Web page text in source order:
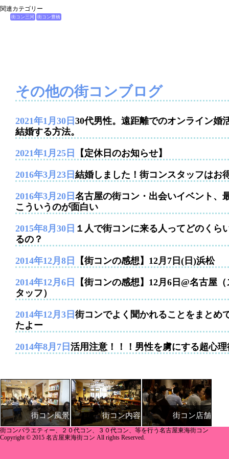
関連カテゴリー
街コン三河 街コン豊橋
その他の街コンブログ
2021年1月30日 30代男性。遠距離でのオンライン婚
結婚する方法。
2021年1月25日 【定休日のお知らせ】
2016年3月23日 結婚しました！街コンスタッフはお
2016年3月20日 名古屋の街コン・出会いイベント、
こういうのが面白い
2015年8月30日 １人で街コンに来る人ってどのくら
るの？
2014年12月8日 【街コンの感想】12月7日(日)浜松
2014年12月6日
【街コンの感想】12月6日@名古屋（
タッフ）
2014年12月3日 街コンでよく聞かれることをまとめ
たよー
2014年8月7日 活用注意！！！男性を虜にする超心理
街コン風景 街コン内容 街コン店舗
街コンバラエティー、２０代コン、３０代コン、等を行う名古屋東海街コン
Copyright © 2015 名古屋東海街コン All rights Reserved.